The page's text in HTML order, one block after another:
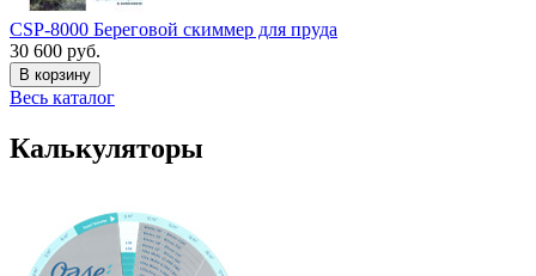
CSP-8000 Береговой скиммер для пруда
30 600 руб.
В корзину
Весь каталог
Калькуляторы